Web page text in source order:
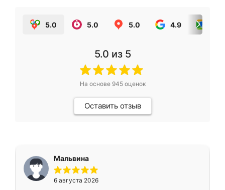
5.0 5.0 5.0 4.9
5.0 из 5
На основе 945оценок
Оставить отзыв
Мальвина
6 августа 2026